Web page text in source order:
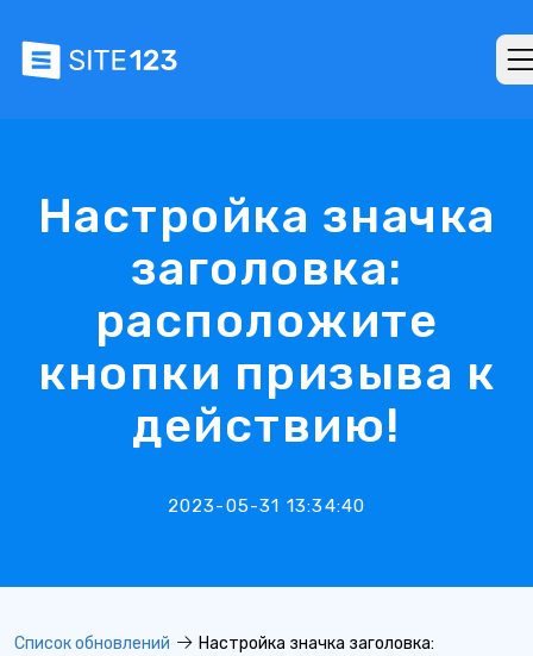
Настройка значка
заголовка:
расположите
кнопки призыва к
действию!
2023-05-31 13:34:40
Список обновлений
Настройка значка заголовка: